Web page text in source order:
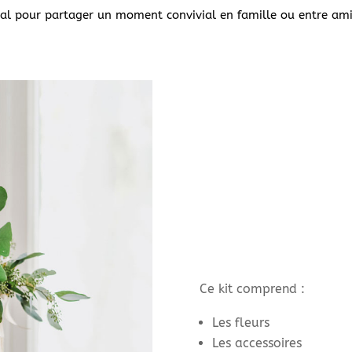
pour partager un moment convivial en famille ou entre
Ce kit comprend :
Les fleurs
Les accessoires